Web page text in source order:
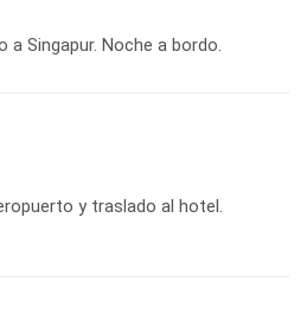
Singapur. Noche a bordo.
y traslado al hotel.